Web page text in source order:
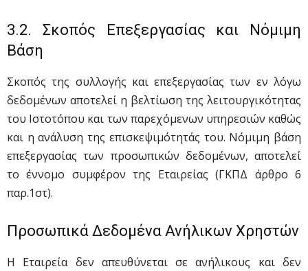
3.2. Σκοπός Επεξεργασίας και Νόμιμη
Βάση
Σκοπός της συλλογής και επεξεργασίας των εν λόγω
δεδομένων αποτελεί η βελτίωση της λειτουργικότητας
του Ιστοτόπου και των παρεχόμενων υπηρεσιών καθώς
και η ανάλυση της επισκεψιμότητάς του. Νόμιμη βάση
επεξεργασίας των προσωπικών δεδομένων, αποτελεί
το έννομο συμφέρον της Εταιρείας (ΓΚΠΔ άρθρο 6
παρ.1στ).
Προσωπικά Δεδομένα Ανήλικων Χρηστών
Η Εταιρεία δεν απευθύνεται σε ανήλικους και δεν